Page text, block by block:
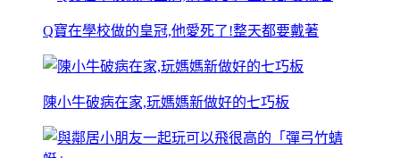
Q寶在學校做的皇冠,他愛死了!整天都要戴著
陳小牛破病在家,玩媽媽新做好的七巧板